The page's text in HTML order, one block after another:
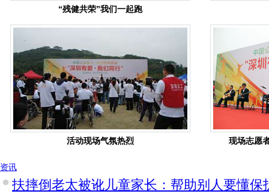
“残健共荣”我们一起跑
活动现场气氛热烈 现场志愿
资讯
扶摔倒老太被讹儿童家长：帮助别人要懂保